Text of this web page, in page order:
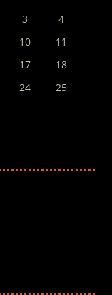
3
4
10
11
17
18
24
25